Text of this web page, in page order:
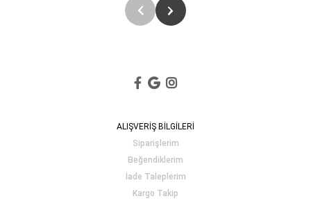
ALIŞVERİŞ BİLGİLERİ
Siparişlerim
Beğendiklerim
İade Taleplerim
Kargo Takip